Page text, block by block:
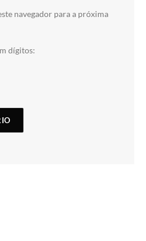
navegador para a próxima
dígitos: